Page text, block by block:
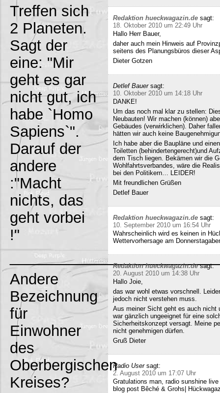
Treffen sich
2 Planeten.
Sagt der
eine: "Mir
geht es gar
nicht gut, ich
habe `Homo
Sapiens`".
Darauf der
andere
:"Macht
nichts, das
geht vorbei
!"
Andere
Bezeichnung
für
Einwohner
des
Oberbergischen
Kreises?
Redaktion hueckwagazin.de sagt:
18. Oktober 2010 um 22:49 Uhr
Hallo Herr Bauer,
daher auch mein Hinweis auf
seitens des Planungsbüros dieser
Dieter Gotzen
Detlef Bauer sagt:
10. Oktober 2010 um 14:18 Uhr
DANKE!
Um das noch mal klar zu stellen:
Neubauten! Wir machen (können)
Gebäudes (verwirklichen). Daher
hätten wir auch keine
Ich habe aber die Baupläne und
Toiletten (behindertengerecht)und
dem Tisch liegen. Bekämen wir die
Wohlfahrtsverbandes, wäre die
bei den Politikern… LEIDER!
Mit freundlichen Grüßen
Detlef Bauer
Redaktion hueckwagazin.de sagt:
10. September 2010 um 16:54 Uhr
Wahrscheinlich wird es keinen in
Wettervorhersage am
Redaktion hueckwagazin.de sagt:
20. August 2010 um 14:38 Uhr
Hallo Joie,
das war wohl etwas vorschnell.
jedoch nicht verstehen muss.
Aus meiner Sicht geht es auch nicht
war gänzlich ungeeignet für eine
Sicherheitskonzept versagt. Meine
nicht genehmigen dürfen.
Gruß Dieter
Radio User sagt:
2. August 2010 um 17:07 Uhr
Gratulations man, radio sunshine
blog post Bêché & Grohs|